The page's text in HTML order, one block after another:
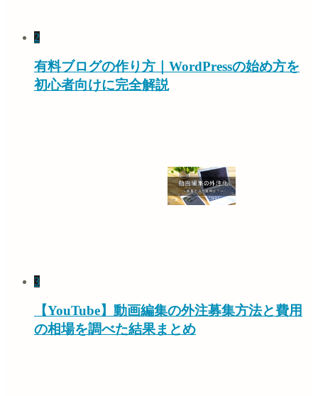
2
有料ブログの作り方｜WordPressの始め方を
初心者向けに完全解説
3
【YouTube】動画編集の外注募集方法と費用
の相場を調べた結果まとめ